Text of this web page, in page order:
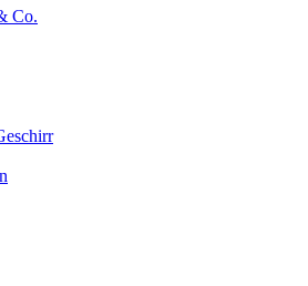
Co.